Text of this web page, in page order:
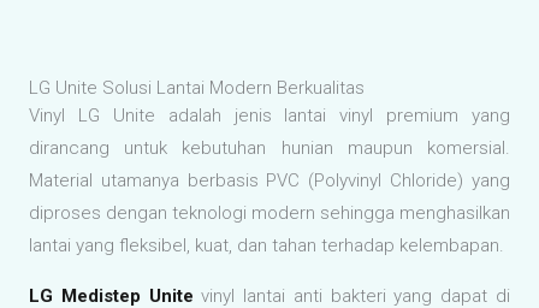
LG Unite Solusi Lantai Modern Berkualitas
Vinyl LG Unite adalah jenis lantai vinyl premium yang
dirancang untuk kebutuhan hunian maupun komersial.
Material utamanya berbasis PVC (Polyvinyl Chloride) yang
diproses dengan teknologi modern sehingga menghasilkan
lantai yang fleksibel, kuat, dan tahan terhadap kelembapan.
LG Medistep Unite vinyl lantai anti bakteri yang dapat di